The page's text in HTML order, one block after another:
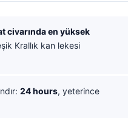
civarında en yüksek
Krallık kan lekesi
24 hours, yeterince